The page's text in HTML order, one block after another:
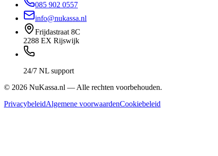
085 902 0557
info@nukassa.nl
Frijdastraat 8C
2288 EX Rijswijk
24/7 NL support
© 2026 NuKassa.nl — Alle rechten voorbehouden.
PrivacybeleidAlgemene voorwaardenCookiebeleid